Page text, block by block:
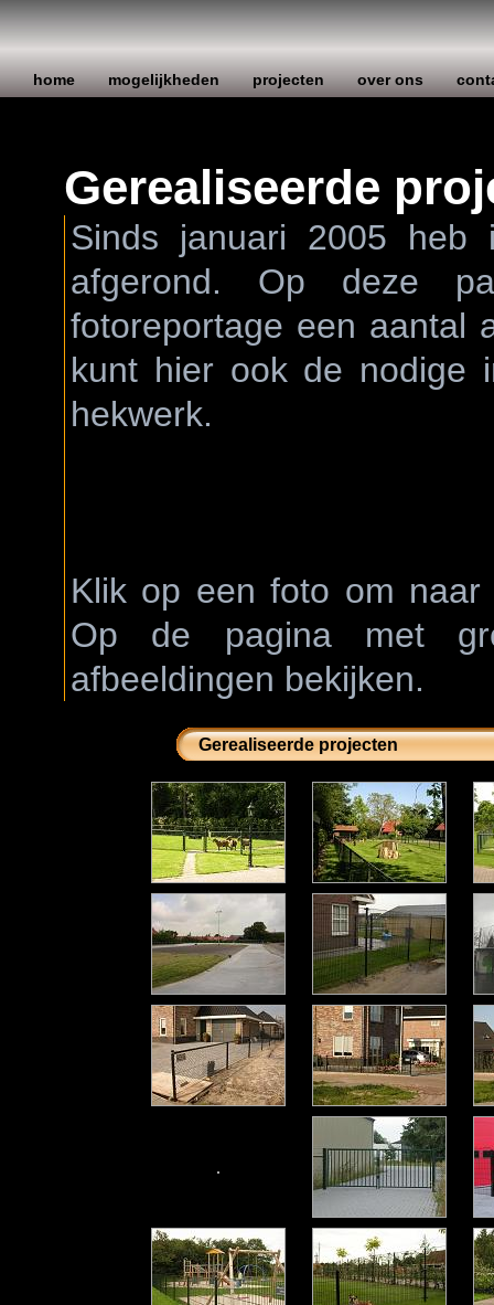
home mogelijkheden projecten over ons
Gerealiseerde
Sinds januari 2005
afgerond. Op deze
fotoreportage een aantal
kunt hier ook de nodige
hekwerk.
Klik op een foto om
Op de pagina met
afbeeldingen bekijken.
Gerealiseerde projecten